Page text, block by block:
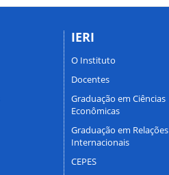
IERI
O Instituto
Docentes
Graduação em Ciências
Econômicas
Graduação em Relações
Internacionais
CEPES